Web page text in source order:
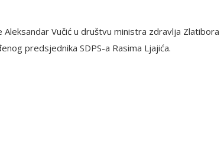
Vučić u društvu ministra zdravlja Zlatibora
predsjednika SDPS-a Rasima Ljajića.